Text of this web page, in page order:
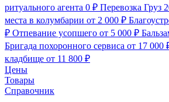
ритуального агента 0 ₽ Перевозка Груз
места в колумбарии от 2 000 ₽
₽ Отпевание усопшего от 5 000 ₽
Бригада похоронного сервиса от 17 000
кладбище от 11 800 ₽
Цены
Товары
Справочник